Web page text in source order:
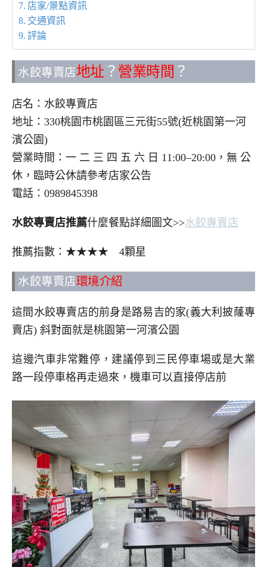
店家/景點資訊
交通資訊
評論
水餃專賣店地址 ？ 營業時間 ？
店名：水餃專賣店
地址：330桃園市桃園區三元街55號(近桃園第一河
濱公園)
營業時間：一 二 三 四 五 六 日 11:00–20:00，無 公
休，臨時公休請參考店家公告
電話：0989845398
水餃專賣店推薦什麼餐點詳細圖文>>水餃專賣店
推薦指數：★★★★ 4顆星
水餃專賣店環境介紹
這間水餃專賣店的前身是路易吉的家(義大利披蕯專
賣店) 斜對面就是桃園第一河濱公園
這邊汽車非常難停，建議停到三民停車場或是大業
路一段停車格再走過來，機車可以直接停店前